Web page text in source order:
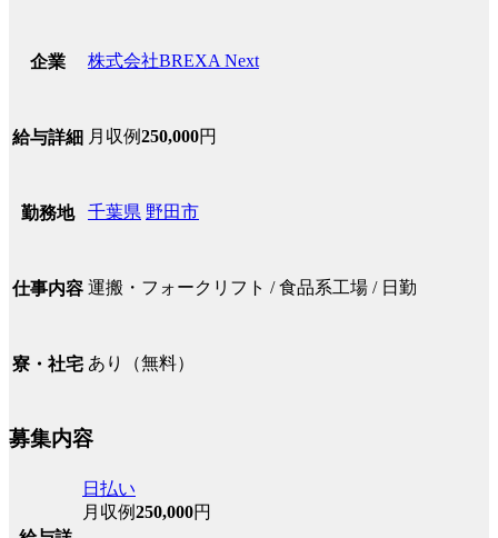
企業 株式会社BREXA Next
給与詳細 月収例250,000円
勤務地 千葉県 野田市
仕事内容 運搬・フォークリフト / 食品系工場 / 日勤
寮・社宅 あり（無料）
募集内容
日払い
月収例250,000円